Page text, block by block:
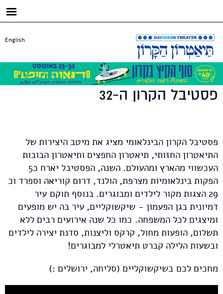
English
פסטיבל הקרון ה-32
פסטיבל הקרון הבינלאומי מציג את מיטב היצירות של
התיאטרון החזותי, תיאטרון החפצים ותיאטרון הבובות
הפקות בינלאומיות מצרפת, הולנד, דרום קוריאה וספרד וכ
29 הצגות מקור לילדים ומבוגרים. בנוסף תוקם עיר
דמיונית בגן הפעמון - שיקשוקליים, עיר בה יש מופעים
ומיצגים לכל המשפחה. כמו כל שנה אירועים רבים ללא
תשלום, הופעות מחול, קרקס וליצנות, סדנת יצירה לילדים
ובשעות הלילה קברט תיאטרלי למבוגרים!
מחכים לכם בשיקשוקליים (סליחה, ירושלים :)